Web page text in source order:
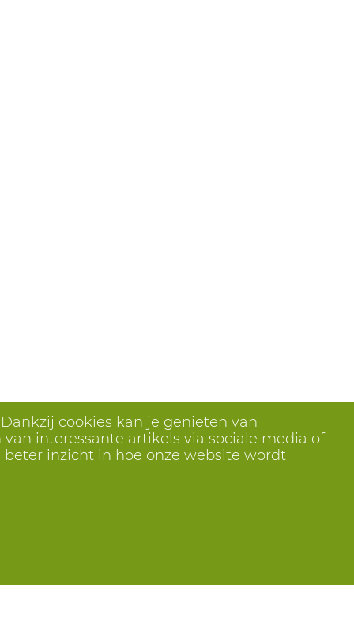
cookies kan je genieten van
interessante artikels via sociale media of
inzicht in hoe onze website wordt